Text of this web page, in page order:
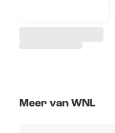
Meer van WNL